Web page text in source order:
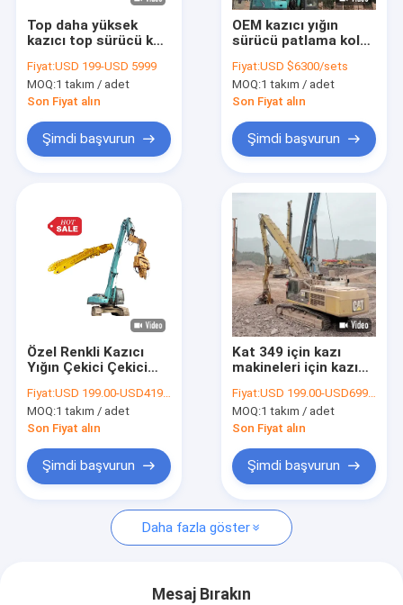
Ürün
videolar
VR Gösterisi
Kalite Kontrolü
Haberler
Top daha yüksek
kazıcı top sürücü kat
takma
Fiyat:USD 199-USD 5999
MOQ:1 takım / adet
Son Fiyat alın
Şimdi başvurun
OEM kazıcı yığın
sürücü patlama kolu
Ek
Fiyat:USD $6300/sets
MOQ:1 takım / adet
Son Fiyat alın
Şimdi başvurun
Özel Renkli Kazıcı
Yığın Çekici Çekici
Boom Kol
Fiyat:USD 199.00-USD4190.00
MOQ:1 takım / adet
Son Fiyat alın
Şimdi başvurun
Kat 349 için kazı
makineleri için kazı
Fiyat:USD 199.00-USD6999.00
MOQ:1 takım / adet
Son Fiyat alın
Şimdi başvurun
Daha fazla göster
Mesaj Bırakın